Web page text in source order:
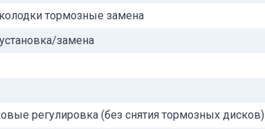
тормозные замена
замена
регулировка (без снятия тормозных дисков)